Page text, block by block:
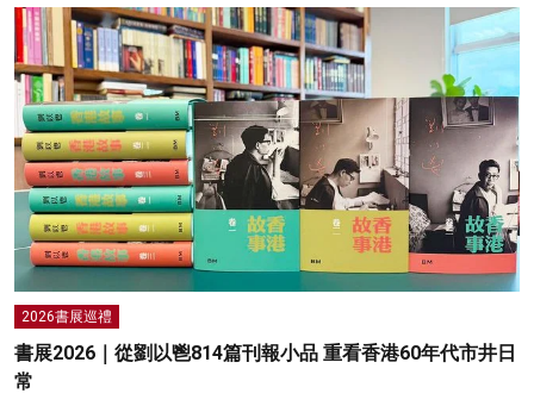
2026書展巡禮
書展2026｜從劉以鬯814篇刊報小品 重看香港60年代市井日
常